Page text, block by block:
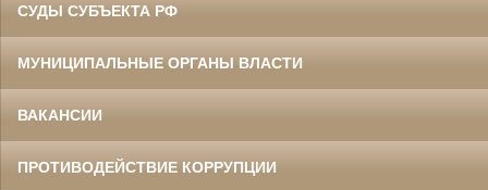
СУДЫ СУБЪЕКТА РФ
МУНИЦИПАЛЬНЫЕ ОРГАНЫ ВЛАСТИ
ВАКАНСИИ
ПРОТИВОДЕЙСТВИЕ КОРРУПЦИИ